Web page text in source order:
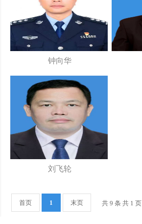
钟向华
刘飞轮
首页 1 末页 共 9 条 共 1 页